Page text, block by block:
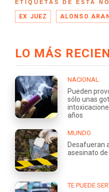
ETIQUETAS DE ESTA
EX JUEZ ALONSO
LO MÁS
NACIONAL
Pueden
sólo unas
años
MUNDO
Desafueran
asesinato
TE PUEDE